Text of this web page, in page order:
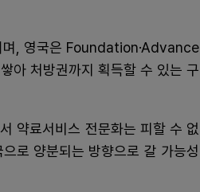
며, 영국은 Foundation·Advance
아 처방권까지 획득할 수 있는 구
약료서비스 전문화는 피할 수 없
로 양분되는 방향으로 갈 가능성